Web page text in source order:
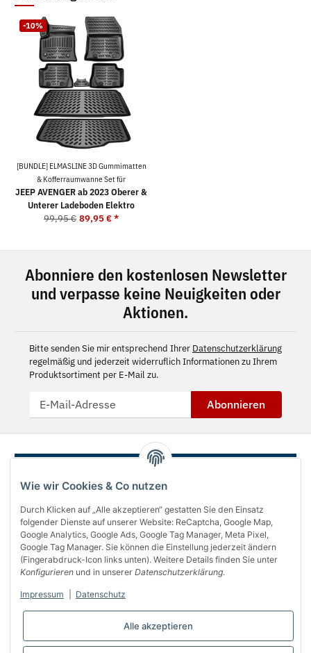
Wie wir Cookies & Co nutzen
Durch Klicken auf „Alle akzeptieren“ gestatten Sie den Einsatz
folgender Dienste auf unserer Website: ReCaptcha, Google Map,
Google Analytics, Google Ads, Google Tag Manager, Meta Pixel,
Google Tag Manager. Sie können die Einstellung jederzeit ändern
(Fingerabdruck-Icon links unten). Weitere Details finden Sie unter
Konfigurieren und in unserer Datenschutzerklärung.
Impressum Datenschutz
Alle akzeptieren
-10%
[BUNDLE] ELMASLINE 3D Gummimatten
& Kofferraumwanne Set für
JEEP AVENGER ab 2023 Oberer &
Unterer Ladeboden Elektro
99,95 € 89,95 €*
Abonniere den kostenlosen Newsletter
und verpasse keine Neuigkeiten oder
Aktionen.
Bitte senden Sie mir entsprechend Ihrer Datenschutzerklärung
regelmäßig und jederzeit widerruflich Informationen zu Ihrem
Produktsortiment per E-Mail zu.
Abonnieren
Über uns
Informationen